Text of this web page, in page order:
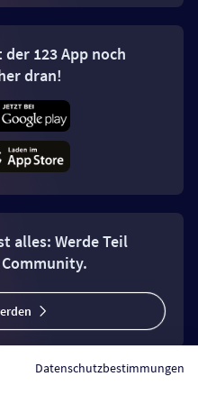
der 123 App noch
dran!
alles: Werde Teil
Datenschutzbestimmungen